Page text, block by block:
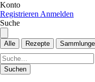
Konto
Registrieren Anmelden
Suche
Alle Rezepte
Suchen